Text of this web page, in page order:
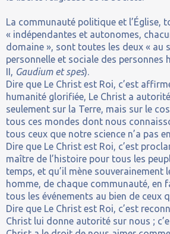
La communauté politique et l’Église,
« indépendantes et autonomes,
domaine », sont toutes les deux « au
personnelle et sociale des personnes
II, Gaudium et spes).
Dire que Le Christ est Roi, c’est
humanité glorifiée, Le Christ a
seulement sur la Terre, mais sur le
tous ces mondes dont nous
tous ceux que notre science n’a pas
Dire que Le Christ est Roi, c’est
maître de l’histoire pour tous les
temps, et qu’il mène souverainement
homme, de chaque communauté, en
tous les événements au bien de ceux
Dire que Le Christ est Roi, c’est
Christ lui donne autorité sur nous ;